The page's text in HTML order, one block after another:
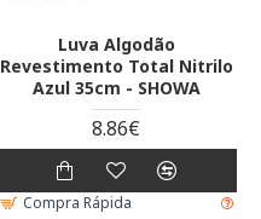
Luva Algodão
Revestimento Total Nitrilo
Azul 35cm - SHOWA
8.86€
Compra Rápida